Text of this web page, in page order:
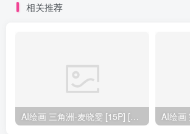
相关推荐
AI绘画 三角洲-麦晓雯 [15P] [57M]